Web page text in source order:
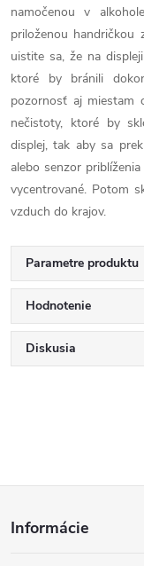
namočenou v
priloženou handričkou
uistite sa, že na
ktoré by bránili
pozornosť aj miestam
nečistoty, ktoré by
displej, tak aby sa
alebo senzor
vycentrované. Potom
vzduch do krajov.
Parametre produktu
Hodnotenie
Diskusia
Informácie